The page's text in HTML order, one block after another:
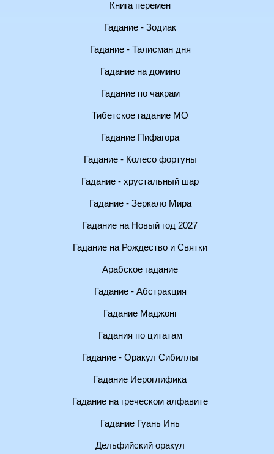
Книга перемен
Гадание - Зодиак
Гадание - Талисман дня
Гадание на домино
Гадание по чакрам
Тибетское гадание МО
Гадание Пифагора
Гадание - Колесо фортуны
Гадание - хрустальный шар
Гадание - Зеркало Мира
Гадание на Новый год 2027
Гадание на Рождество и Святки
Арабское гадание
Гадание - Абстракция
Гадание Маджонг
Гадания по цитатам
Гадание - Оракул Сибиллы
Гадание Иероглифика
Гадание на греческом алфавите
Гадание Гуань Инь
Дельфийский оракул